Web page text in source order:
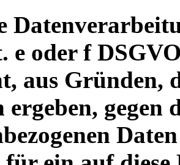
e oder f
aus Gründen,
ergeben,